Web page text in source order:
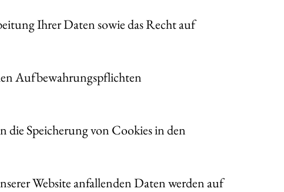
Ihrer Daten sowie das Recht auf
Aufbewahrungspflichten
die Speicherung von Cookies in den
Website anfallenden Daten werden auf